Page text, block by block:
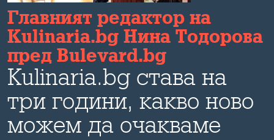
Главният редактор на
Kulinaria.bg Нина Тодорова
пред Bulevard.bg
Kulinaria.bg става на
три години, какво ново
можем да очакваме